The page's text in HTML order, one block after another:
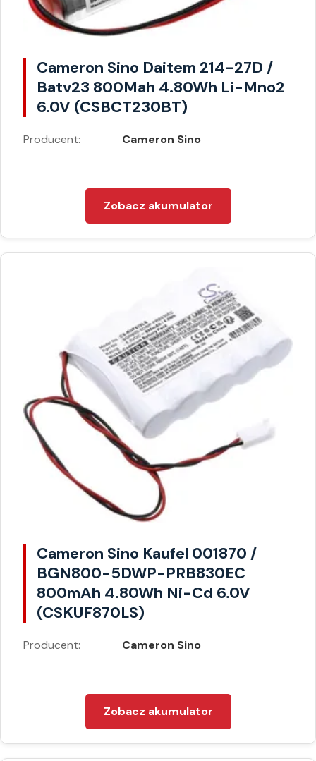
Cameron Sino Daitem 214-27D /
Batv23 800Mah 4.80Wh Li-Mno2
6.0V (CSBCT230BT)
Producent: Cameron Sino
Zobacz akumulator
Cameron Sino Kaufel 001870 /
BGN800-5DWP-PRB830EC
800mAh 4.80Wh Ni-Cd 6.0V
(CSKUF870LS)
Producent: Cameron Sino
Zobacz akumulator